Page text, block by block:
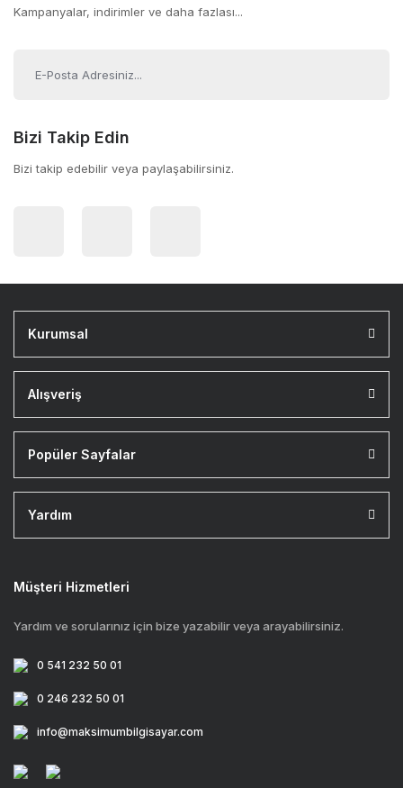
Kampanyalar, indirimler ve daha fazlası...
Bizi Takip Edin
Bizi takip edebilir veya paylaşabilirsiniz.
Kurumsal
Alışveriş
Popüler Sayfalar
Yardım
Müşteri Hizmetleri
Yardım ve sorularınız için bize yazabilir veya arayabilirsiniz.
0 541 232 50 01
0 246 232 50 01
info@maksimumbilgisayar.com